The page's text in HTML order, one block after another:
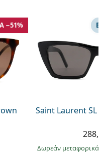
−51%
Saint Laurent SL
Δωρεάν μεταφορικά